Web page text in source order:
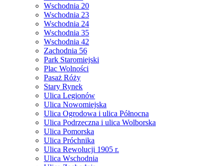
Wschodnia 20
Wschodnia 23
Wschodnia 24
Wschodnia 35
Wschodnia 42
Zachodnia 56
Park Staromiejski
Plac Wolności
Pasaż Róży
Stary Rynek
Ulica Legionów
Ulica Nowomiejska
Ulica Ogrodowa i ulica Północna
Ulica Podrzeczna i ulica Wolborska
Ulica Pomorska
Ulica Próchnika
Ulica Rewolucji 1905 r.
Ulica Wschodnia